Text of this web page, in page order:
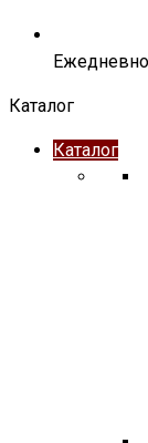
Каталог
Каталог